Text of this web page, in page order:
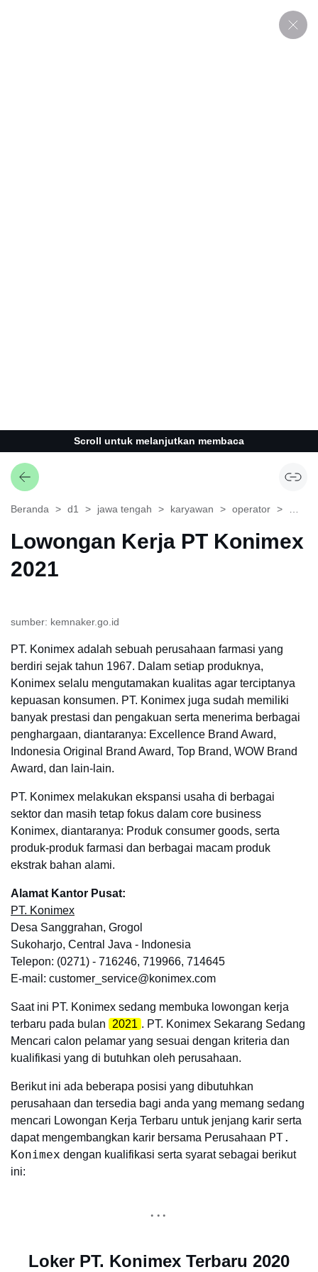
Scroll untuk melanjutkan membaca
Beranda d1 jawa tengah karyawan operator
Lowongan Kerja PT Konimex
2021
sumber: kemnaker.go.id
PT. Konimex adalah sebuah perusahaan farmasi yang
berdiri sejak tahun 1967. Dalam setiap produknya,
Konimex selalu mengutamakan kualitas agar terciptanya
kepuasan konsumen. PT. Konimex juga sudah memiliki
banyak prestasi dan pengakuan serta menerima berbagai
penghargaan, diantaranya: Excellence Brand Award,
Indonesia Original Brand Award, Top Brand, WOW Brand
Award, dan lain-lain.
PT. Konimex melakukan ekspansi usaha di berbagai
sektor dan masih tetap fokus dalam core business
Konimex, diantaranya: Produk consumer goods, serta
produk-produk farmasi dan berbagai macam produk
ekstrak bahan alami.
Alamat Kantor Pusat:
PT. Konimex
Desa Sanggrahan, Grogol
Sukoharjo, Central Java - Indonesia
Telepon: (0271) - 716246, 719966, 714645
E-mail: customer_service@konimex.com
Saat ini PT. Konimex sedang membuka lowongan kerja
terbaru pada bulan
2021 . PT. Konimex Sekarang Sedang
Mencari calon pelamar yang sesuai dengan kriteria dan
kualifikasi yang di butuhkan oleh perusahaan.
Berikut ini ada beberapa posisi yang dibutuhkan
perusahaan dan tersedia bagi anda yang memang sedang
mencari Lowongan Kerja Terbaru untuk jenjang karir serta
dapat mengembangkan karir bersama Perusahaan PT.
Konimex dengan kualifikasi serta syarat sebagai berikut
ini:
Loker PT. Konimex Terbaru 2020